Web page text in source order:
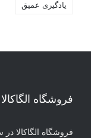
یادگیری عمیق
فروشگاه الگاکالا